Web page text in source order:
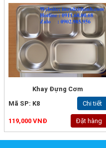
Khay Đựng Cơm
Mã SP: K8
Chi tiết
119,000 VNĐ Đặt hàng